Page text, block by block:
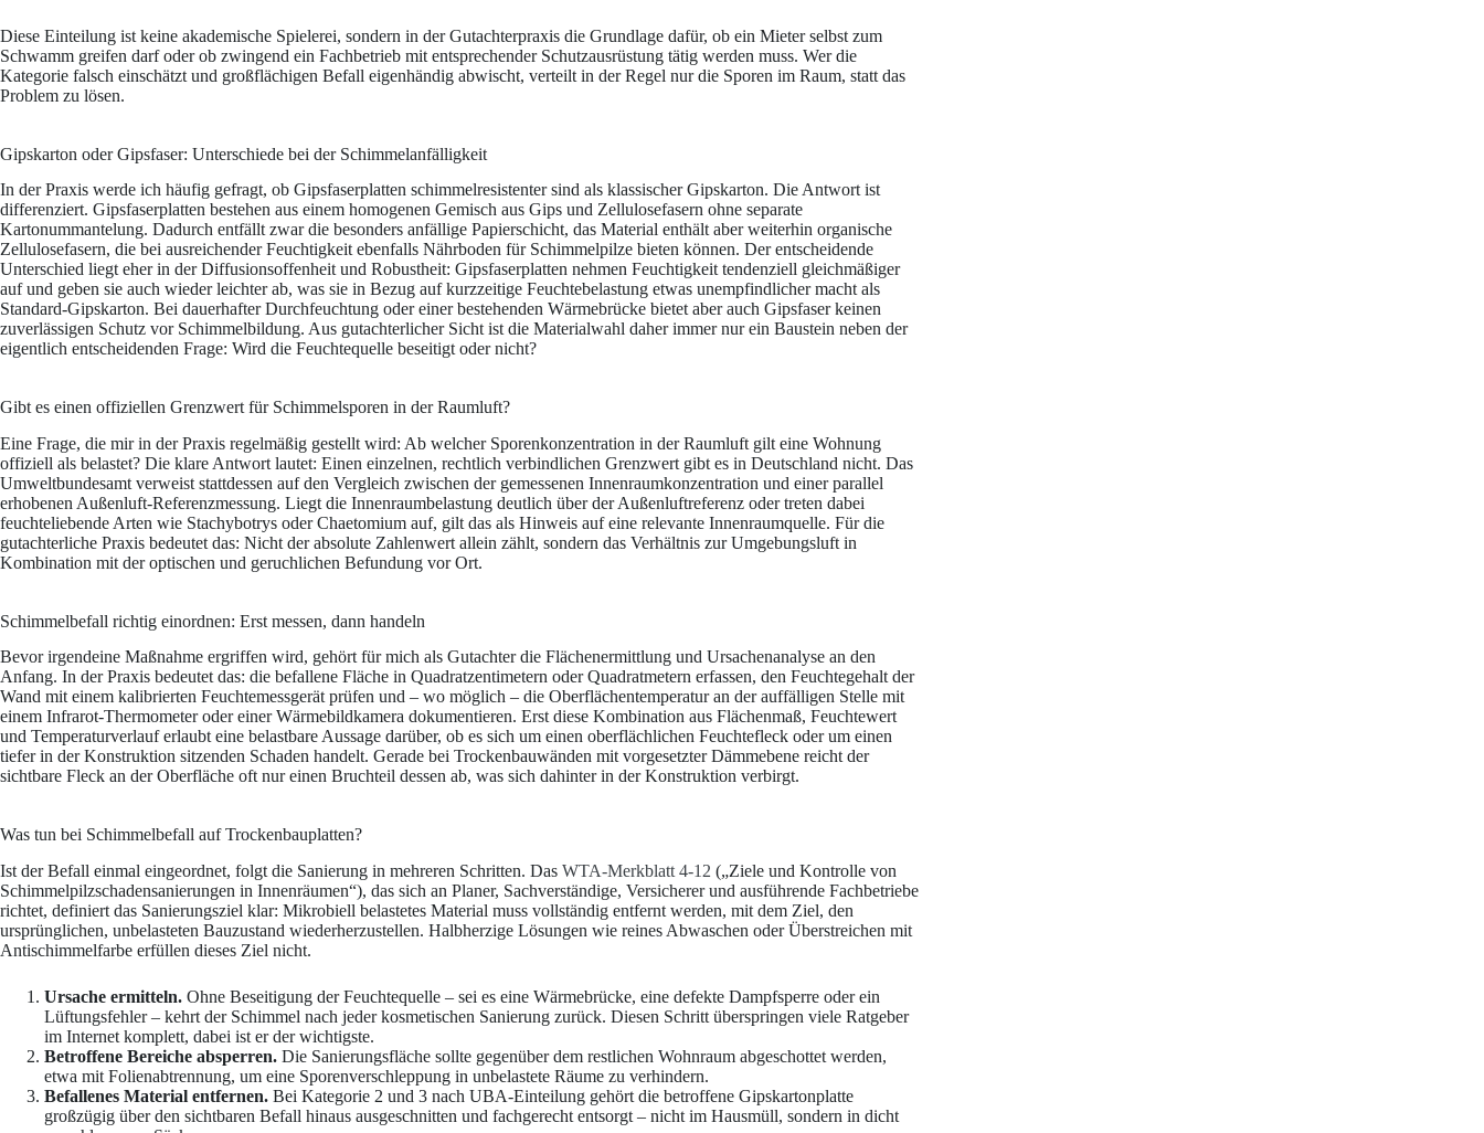
Diese Einteilung ist keine akademische Spielerei, sondern in der Gutachterpraxis die Grundlage dafür, ob ein Mieter selbst zum
Schwamm greifen darf oder ob zwingend ein Fachbetrieb mit entsprechender Schutzausrüstung tätig werden muss. Wer die
Kategorie falsch einschätzt und großflächigen Befall eigenhändig abwischt, verteilt in der Regel nur die Sporen im Raum, statt das
Problem zu lösen.
Gipskarton oder Gipsfaser: Unterschiede bei der Schimmelanfälligkeit
In der Praxis werde ich häufig gefragt, ob Gipsfaserplatten schimmelresistenter sind als klassischer Gipskarton. Die Antwort ist
differenziert. Gipsfaserplatten bestehen aus einem homogenen Gemisch aus Gips und Zellulosefasern ohne separate
Kartonummantelung. Dadurch entfällt zwar die besonders anfällige Papierschicht, das Material enthält aber weiterhin organische
Zellulosefasern, die bei ausreichender Feuchtigkeit ebenfalls Nährboden für Schimmelpilze bieten können. Der entscheidende
Unterschied liegt eher in der Diffusionsoffenheit und Robustheit: Gipsfaserplatten nehmen Feuchtigkeit tendenziell gleichmäßiger
auf und geben sie auch wieder leichter ab, was sie in Bezug auf kurzzeitige Feuchtebelastung etwas unempfindlicher macht als
Standard-Gipskarton. Bei dauerhafter Durchfeuchtung oder einer bestehenden Wärmebrücke bietet aber auch Gipsfaser keinen
zuverlässigen Schutz vor Schimmelbildung. Aus gutachterlicher Sicht ist die Materialwahl daher immer nur ein Baustein neben der
eigentlich entscheidenden Frage: Wird die Feuchtequelle beseitigt oder nicht?
Gibt es einen offiziellen Grenzwert für Schimmelsporen in der Raumluft?
Eine Frage, die mir in der Praxis regelmäßig gestellt wird: Ab welcher Sporenkonzentration in der Raumluft gilt eine Wohnung
offiziell als belastet? Die klare Antwort lautet: Einen einzelnen, rechtlich verbindlichen Grenzwert gibt es in Deutschland nicht. Das
Umweltbundesamt verweist stattdessen auf den Vergleich zwischen der gemessenen Innenraumkonzentration und einer parallel
erhobenen Außenluft-Referenzmessung. Liegt die Innenraumbelastung deutlich über der Außenluftreferenz oder treten dabei
feuchteliebende Arten wie Stachybotrys oder Chaetomium auf, gilt das als Hinweis auf eine relevante Innenraumquelle. Für die
gutachterliche Praxis bedeutet das: Nicht der absolute Zahlenwert allein zählt, sondern das Verhältnis zur Umgebungsluft in
Kombination mit der optischen und geruchlichen Befundung vor Ort.
Schimmelbefall richtig einordnen: Erst messen, dann handeln
Bevor irgendeine Maßnahme ergriffen wird, gehört für mich als Gutachter die Flächenermittlung und Ursachenanalyse an den
Anfang. In der Praxis bedeutet das: die befallene Fläche in Quadratzentimetern oder Quadratmetern erfassen, den Feuchtegehalt der
Wand mit einem kalibrierten Feuchtemessgerät prüfen und – wo möglich – die Oberflächentemperatur an der auffälligen Stelle mit
einem Infrarot-Thermometer oder einer Wärmebildkamera dokumentieren. Erst diese Kombination aus Flächenmaß, Feuchtewert
und Temperaturverlauf erlaubt eine belastbare Aussage darüber, ob es sich um einen oberflächlichen Feuchtefleck oder um einen
tiefer in der Konstruktion sitzenden Schaden handelt. Gerade bei Trockenbauwänden mit vorgesetzter Dämmebene reicht der
sichtbare Fleck an der Oberfläche oft nur einen Bruchteil dessen ab, was sich dahinter in der Konstruktion verbirgt.
Was tun bei Schimmelbefall auf Trockenbauplatten?
Ist der Befall einmal eingeordnet, folgt die Sanierung in mehreren Schritten. Das WTA-Merkblatt 4-12 („Ziele und Kontrolle von
Schimmelpilzschadensanierungen in Innenräumen“), das sich an Planer, Sachverständige, Versicherer und ausführende Fachbetriebe
richtet, definiert das Sanierungsziel klar: Mikrobiell belastetes Material muss vollständig entfernt werden, mit dem Ziel, den
ursprünglichen, unbelasteten Bauzustand wiederherzustellen. Halbherzige Lösungen wie reines Abwaschen oder Überstreichen mit
Antischimmelfarbe erfüllen dieses Ziel nicht.
Ursache ermitteln. Ohne Beseitigung der Feuchtequelle – sei es eine Wärmebrücke, eine defekte Dampfsperre oder ein
Lüftungsfehler – kehrt der Schimmel nach jeder kosmetischen Sanierung zurück. Diesen Schritt überspringen viele Ratgeber
im Internet komplett, dabei ist er der wichtigste.
Betroffene Bereiche absperren. Die Sanierungsfläche sollte gegenüber dem restlichen Wohnraum abgeschottet werden,
etwa mit Folienabtrennung, um eine Sporenverschleppung in unbelastete Räume zu verhindern.
Befallenes Material entfernen. Bei Kategorie 2 und 3 nach UBA-Einteilung gehört die betroffene Gipskartonplatte
großzügig über den sichtbaren Befall hinaus ausgeschnitten und fachgerecht entsorgt – nicht im Hausmüll, sondern in dicht